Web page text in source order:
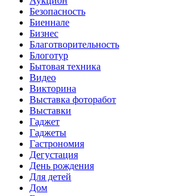
Безопасность
Биеннале
Бизнес
Благотворительность
Блоготур
Бытовая техника
Видео
Викторина
Выставка фоторабот
Выставки
Гаджет
Гаджеты
Гастрономия
Дегустация
День рождения
Для детей
Дом